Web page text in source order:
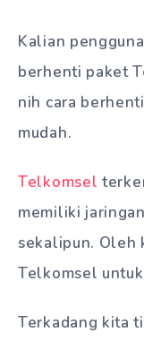
Kalian
berhenti paket
nih cara
mudah.
Telkomsel
memiliki
sekalipun. Oleh
Telkomsel
Terkadang kita